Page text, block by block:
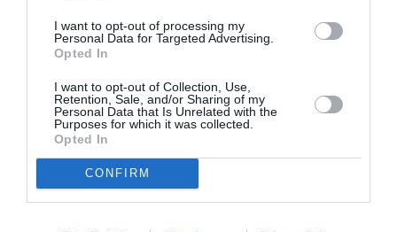
I want to opt-out of processing my
Personal Data for Targeted Advertising.
Opted In
I want to opt-out of Collection, Use,
Retention, Sale, and/or Sharing of my
Personal Data that Is Unrelated with the
Purposes for which it was collected.
Opted In
CONFIRM
AȚI PUTEA DORI DE